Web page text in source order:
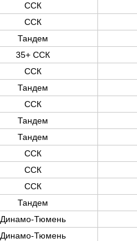
ССК
ССК
Тандем
35+ ССК
ССК
Тандем
ССК
Тандем
Тандем
ССК
ССК
ССК
Тандем
Динамо-Тюмень
Динамо-Тюмень